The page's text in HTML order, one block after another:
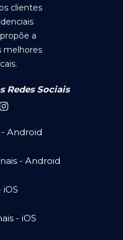
clientes
a
melhores
Redes Sociais
Android
- Android
- iOS